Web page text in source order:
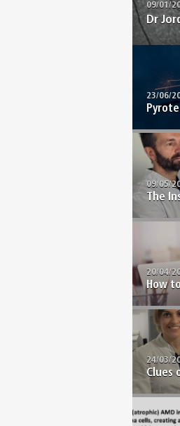
09/01/
Dr
23/06/
09/05/
The
20/04/
How
24/03/
Clues